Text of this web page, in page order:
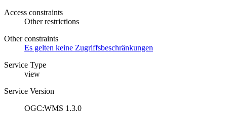
Access constraints
Other restrictions
Other constraints
Es gelten keine Zugriffsbeschränkungen
Service Type
view
Service Version
OGC:WMS 1.3.0